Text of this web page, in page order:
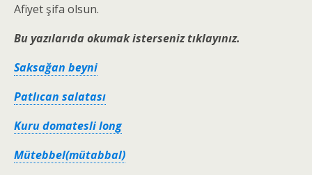
Afiyet şifa olsun.
Bu yazılarıda okumak isterseniz tıklayınız.
Saksağan beyni
Patlıcan salatası
Kuru domatesli long
Mütebbel(mütabbal)